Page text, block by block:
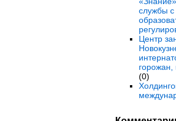
службы с
Центр
(0)